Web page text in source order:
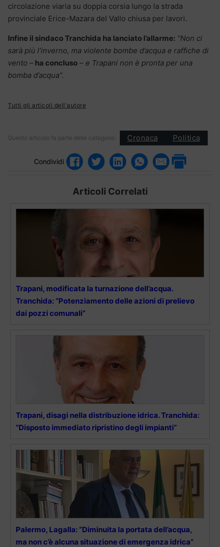
circolazione viaria su doppia corsia lungo la strada
provinciale Erice-Mazara del Vallo chiusa per lavori.
Infine il sindaco Tranchida ha lanciato l’allarme: “Non ci
sarà più l’inverno, ma violente bombe d’acqua e raffiche di
vento – ha concluso – e Trapani non è pronta per una
bomba d’acqua”.
Tutti gli articoli dell'autore
Questo articolo fa parte delle categorie: Cronaca Politica
Condividi
Articoli Correlati
Trapani, modificata la turnazione dell’acqua.
Tranchida: “Potenziamento delle azioni di prelievo
dai pozzi comunali”
Trapani, disagi nella distribuzione idrica. Tranchida:
“Disposto immediato ripristino degli impianti”
Palermo, Lagalla: “Diminuita la portata dell’acqua,
ma non c’è alcuna situazione di emergenza idrica”